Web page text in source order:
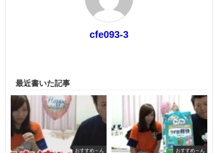
cfe093-3
最近書いた記事
おすすめ～ん おすすめ～ん